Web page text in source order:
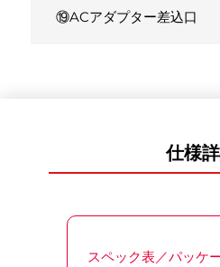
⑲ACアダプター差込口
仕様
スペック表／パッケ